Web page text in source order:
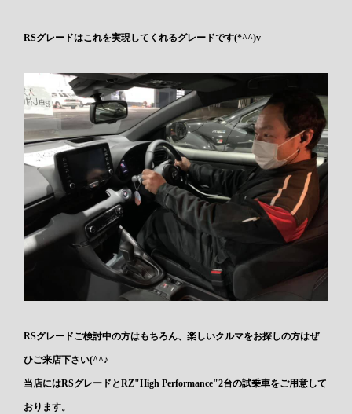
RSグレードはこれを実現してくれるグレードです(*^^)v
RSグレードご検討中の方はもちろん、楽しいクルマをお探しの方はぜ
ひご来店下さい(^^♪
当店にはRSグレードとRZ"High Performance"2台の試乗車をご用意して
おります。